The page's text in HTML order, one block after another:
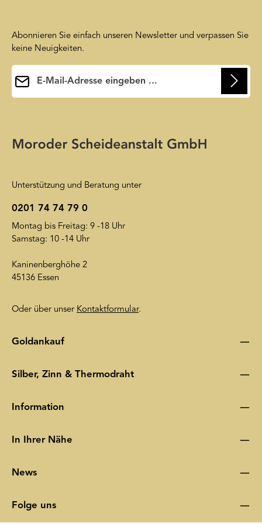
Abonnieren Sie einfach unseren Newsletter und verpassen Sie
keine Neuigkeiten.
Datenschutzerklärung wird insoweit verwiesen.
Unterstützung und Beratung unter
0201 74 74 79 0
Montag bis Freitag: 9 -18 Uhr
Samstag: 10 -14 Uhr
Kaninenberghöhe 2
45136 Essen
Oder über unser Kontaktformular.
Goldankauf
Silber, Zinn & Thermodraht
Information
In Ihrer Nähe
News
Folge uns